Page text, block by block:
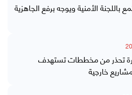
باللجنة الأمنية ويوجه برفع الجاهزية
تحذر من مخططات تستهدف
خارجية